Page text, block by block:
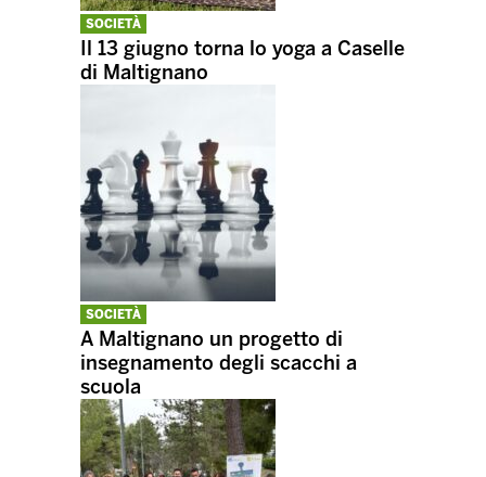
SOCIETÀ
Il 13 giugno torna lo yoga a Caselle
di Maltignano
SOCIETÀ
A Maltignano un progetto di
insegnamento degli scacchi a
scuola